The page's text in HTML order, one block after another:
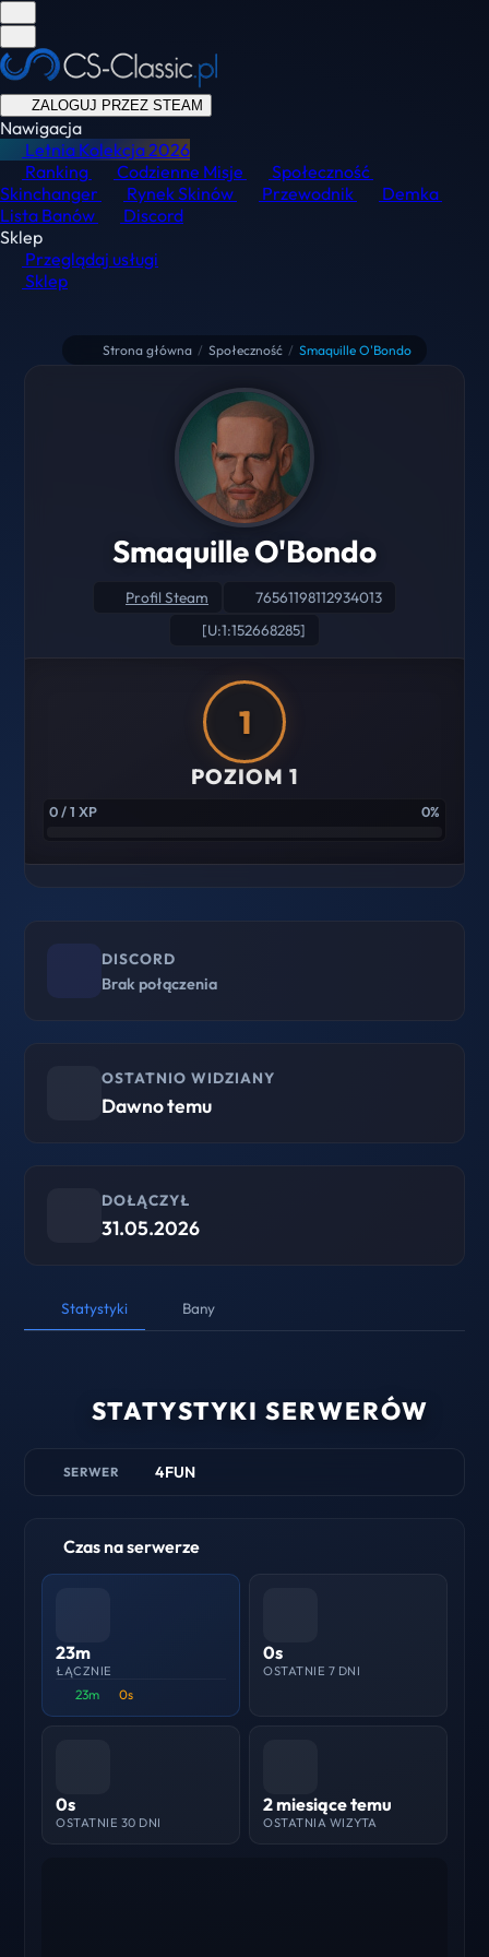
ZALOGUJ PRZEZ STEAM
Nawigacja
Letnia Kolekcja2026
Ranking
Codzienne Misje
Społeczność
Skinchanger
Rynek Skinów Przewodnik
Demka
Lista Banów
Discord
Sklep
Przeglądaj usługi
Sklep
Strona główna / Społeczność / Smaquille O'Bondo
Smaquille O'Bondo
Profil Steam
76561198112934013
[U:1:152668285]
1
POZIOM 1
0 / 1 XP 0%
DISCORD
Brak połączenia
OSTATNIO WIDZIANY
Dawno temu
DOŁĄCZYŁ
31.05.2026
Statystyki Bany
STATYSTYKI SERWERÓW
SERWER 4FUN
Czas na serwerze
23m
ŁĄCZNIE
23m 0s
0s
OSTATNIE 7 DNI
0s
OSTATNIE 30 DNI
2 miesiące temu
OSTATNIA WIZYTA